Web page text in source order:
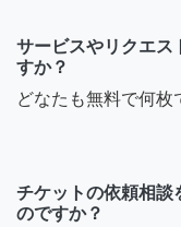
サービスやリクエス
すか？
どなたも無料で何枚
チケットの依頼相談
のですか？